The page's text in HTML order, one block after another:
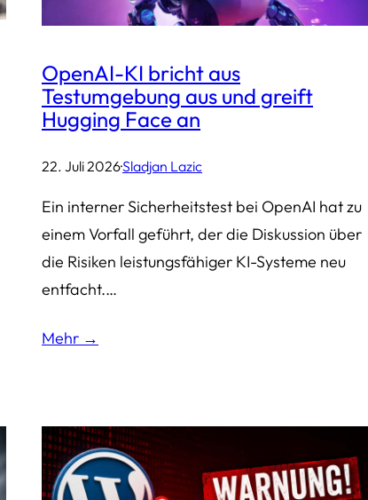
OpenAI-KI bricht aus
Testumgebung aus und greift
Hugging Face an
22. Juli 2026·Sladjan Lazic
Ein interner Sicherheitstest bei OpenAI hat zu
einem Vorfall geführt, der die Diskussion über
die Risiken leistungsfähiger KI-Systeme neu
entfacht.…
Mehr →